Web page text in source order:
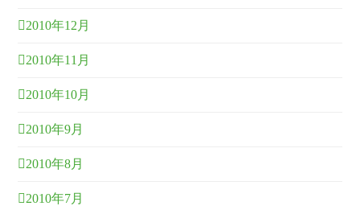
2010年12月
2010年11月
2010年10月
2010年9月
2010年8月
2010年7月